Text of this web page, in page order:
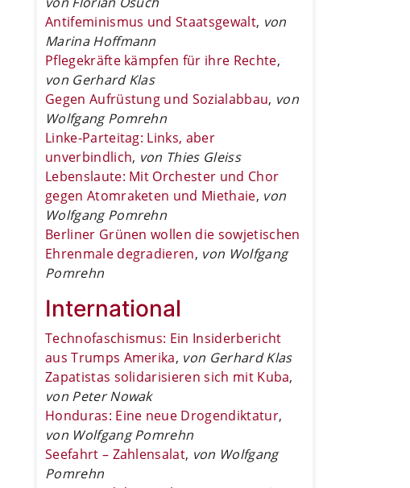
Antifeminismus und Staatsgewalt, von
Marina Hoffmann
Pflegekräfte kämpfen für ihre Rechte,
von Gerhard Klas
Gegen Aufrüstung und Sozialabbau, von
Wolfgang Pomrehn
Linke-Parteitag: Links, aber
unverbindlich, von Thies Gleiss
Lebenslaute: Mit Orchester und Chor
gegen Atomraketen und Miethaie, von
Wolfgang Pomrehn
Berliner Grünen wollen die sowjetischen
Ehrenmale degradieren, von Wolfgang
Pomrehn
International
Technofaschismus: Ein Insiderbericht
aus Trumps Amerika, von Gerhard Klas
Zapatistas solidarisieren sich mit Kuba,
von Peter Nowak
Honduras: Eine neue Drogendiktatur,
von Wolfgang Pomrehn
Seefahrt – Zahlensalat, von Wolfgang
Pomrehn